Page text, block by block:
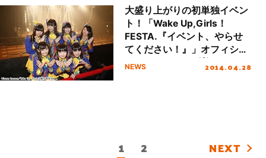
大盛り上がりの初単独イベン
ト！「Wake Up,Girls！
FESTA.『イベント、やらせ
てください！』」オフィシャ
ル・レポートが到着！
NEWS 2014.04.28
1 2 NEXT